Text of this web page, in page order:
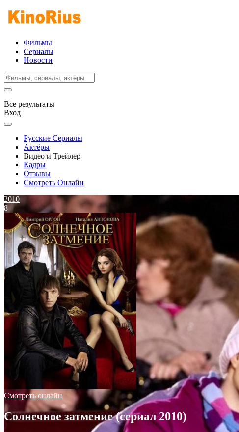
Фильмы
Сериалы
Новости
Все результаты
Вход
Русские Сериалы
Актёры
Видео и Трейлер
Кадры
Отзывы
Смотреть Онлайн
2010
8
Смотреть онлайн
Солнечное затмение (сериал 2010)